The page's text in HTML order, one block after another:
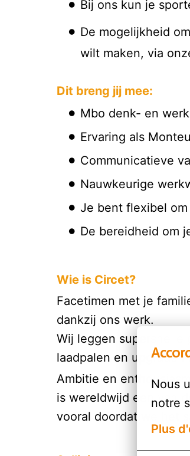
Nous
notre
Plus
Bij ons kun je
De mogelijkheid
wilt maken, via
Dit breng jij mee:
Mbo denk- en
Ervaring als
Communicatieve
Nauwkeurige
Je bent flexibel
De bereidheid om
Wie is Circet?
Facetimen met je
dankzij ons werk.
Wij leggen supersnelle
laadpalen en
Ambitie en
is wereldwijd een van
vooral doordat we het